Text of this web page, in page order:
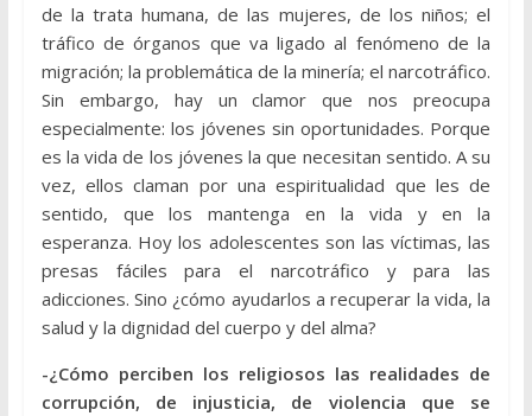
de la trata humana, de las mujeres, de los niños; el
tráfico de órganos que va ligado al fenómeno de la
migración; la problemática de la minería; el narcotráfico.
Sin embargo, hay un clamor que nos preocupa
especialmente: los jóvenes sin oportunidades. Porque
es la vida de los jóvenes la que necesitan sentido. A su
vez, ellos claman por una espiritualidad que les de
sentido, que los mantenga en la vida y en la
esperanza. Hoy los adolescentes son las víctimas, las
presas fáciles para el narcotráfico y para las
adicciones. Sino ¿cómo ayudarlos a recuperar la vida, la
salud y la dignidad del cuerpo y del alma?
-¿Cómo perciben los religiosos las realidades de
corrupción, de injusticia, de violencia que se